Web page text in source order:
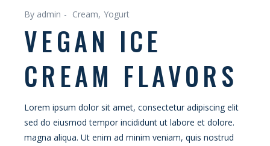
By admin Cream Yogurt
VEGAN ICE
CREAM FLAVORS
Lorem ipsum dolor sit amet, consectetur adipiscing elit
sed do eiusmod tempor incididunt ut labore et dolore.
magna aliqua. Ut enim ad minim veniam, quis nostrud